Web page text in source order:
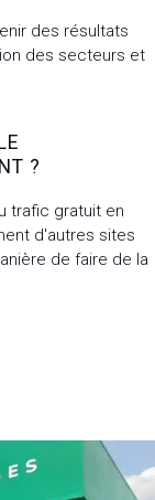
des résultats
des secteurs et
?
trafic gratuit en
d'autres sites
de faire de la